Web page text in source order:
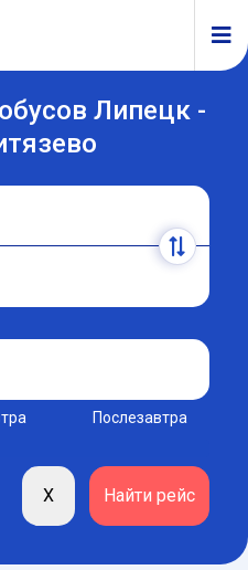
Липецк -
Послезавтра